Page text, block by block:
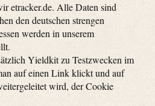
etracker.de. Alle Daten sind
den deutschen strengen
werden in unserem
Yieldkit zu Testzwecken im
auf einen Link klickt und auf
wird, der Cookie